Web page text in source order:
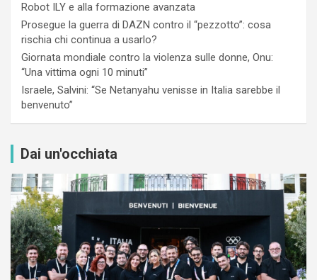
Robot ILY e alla formazione avanzata
Prosegue la guerra di DAZN contro il “pezzotto”: cosa
rischia chi continua a usarlo?
Giornata mondiale contro la violenza sulle donne, Onu:
“Una vittima ogni 10 minuti”
Israele, Salvini: “Se Netanyahu venisse in Italia sarebbe il
benvenuto”
Dai un'occhiata